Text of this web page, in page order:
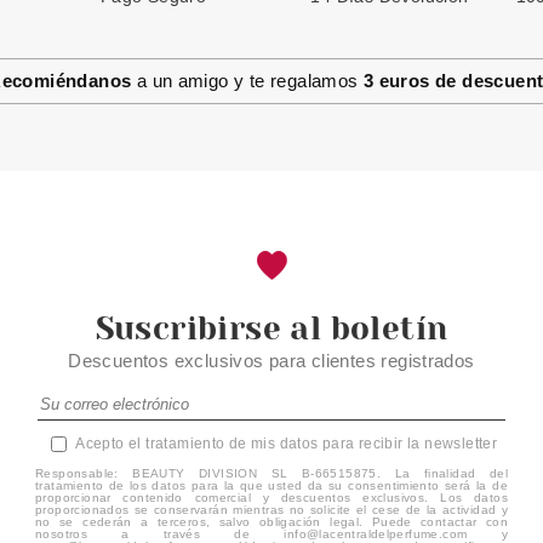
a un amigo y te regalamos 3 euros de
Suscribirse al boletín
Descuentos exclusivos para clientes registrados
Acepto el tratamiento de mis datos para recibir la newsletter
Responsable: BEAUTY DIVISION SL B-66515875. La finalidad del
tratamiento de los datos para la que usted da su consentimiento será la de
proporcionar contenido comercial y descuentos exclusivos. Los datos
proporcionados se conservarán mientras no solicite el cese de la actividad y
no se cederán a terceros, salvo obligación legal. Puede contactar con
nosotros a través de info@lacentraldelperfume.com y